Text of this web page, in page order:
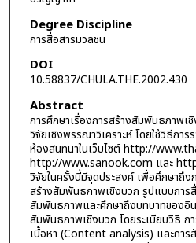
Degree Discipline
การสื่อสารมวลชน
DOI
10.58837/CHULA.THE.2002.430
Abstract
การศึกษาเรื่องการสร้างสัมพันธภาพเ
วิจัยเชิงพรรณาวิเคราะห์ โดยใช้วิธีกา
ห้องสนทนาในเว็บไซต์ http://
http://www.sanook.com และ
วิจัยในครั้งนี้มีจุดประสงค์ เพื่อศึกษาถึง
สร้างสัมพันธภาพเชิงบวก รูปแบบการสื่
สัมพันธภาพและศึกษาถึงบทบาทของอิ
สัมพันธภาพเชิงบวก โดยระเบียบวิธี กา
เนื้อหา (Content analysis) และกา